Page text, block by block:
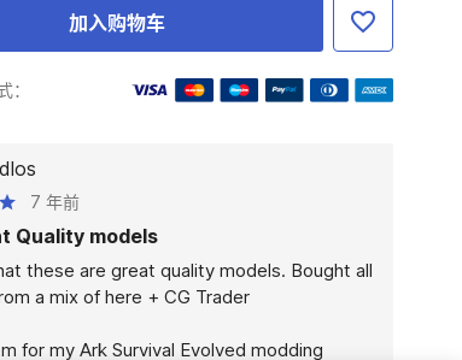
加入购物车
：
7 年前
Quality models
these are great quality models. Bought all
a mix of here + CG Trader
for my Ark Survival Evolved modding